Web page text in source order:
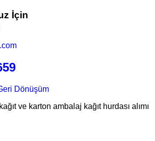
İçin
ve karton ambalaj kağıt hurdası alımı